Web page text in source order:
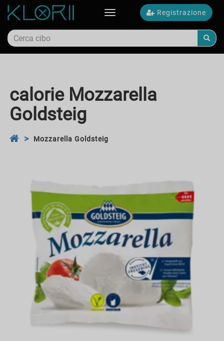
Registrazione
Toggle
calorie Mozzarella
Goldsteig
Mozzarella Goldsteig